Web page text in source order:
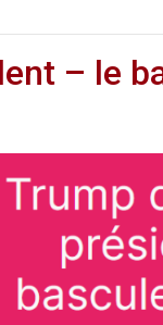
– le